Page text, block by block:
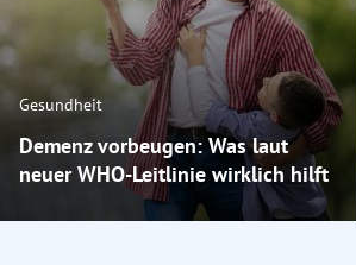
Gesundheit
Demenz vorbeugen: Was laut
neuer WHO-Leitlinie wirklich hilft